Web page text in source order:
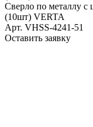
Сверло по металлу с
(10шт) VERTA
Арт. VHSS-4241-51
Оставить заявку